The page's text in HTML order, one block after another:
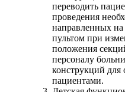
переводить
проведения
направленных на
пультом при
положения
персоналу
конструкций для
пациентами.